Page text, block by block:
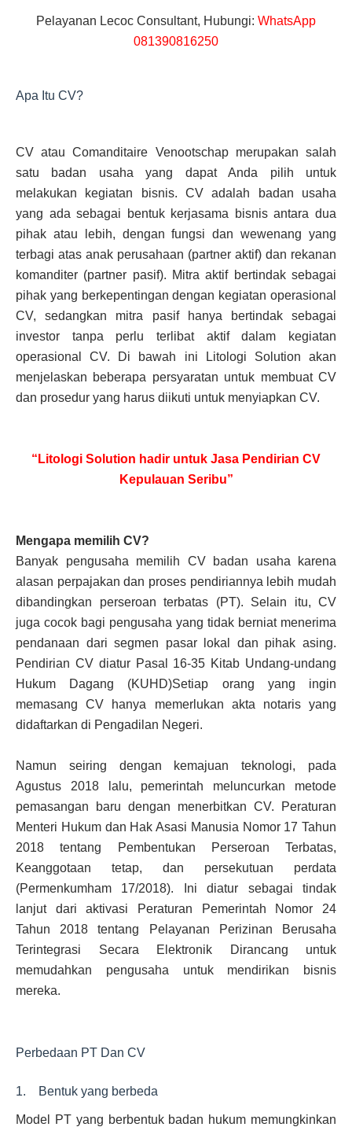
Pelayanan Lecoc Consultant, Hubungi: WhatsApp
081390816250
Apa Itu CV?
CV atau Comanditaire Venootschap merupakan salah
satu badan usaha yang dapat Anda pilih untuk
melakukan kegiatan bisnis. CV adalah badan usaha
yang ada sebagai bentuk kerjasama bisnis antara dua
pihak atau lebih, dengan fungsi dan wewenang yang
terbagi atas anak perusahaan (partner aktif) dan rekanan
komanditer (partner pasif). Mitra aktif bertindak sebagai
pihak yang berkepentingan dengan kegiatan operasional
CV, sedangkan mitra pasif hanya bertindak sebagai
investor tanpa perlu terlibat aktif dalam kegiatan
operasional CV. Di bawah ini Litologi Solution akan
menjelaskan beberapa persyaratan untuk membuat CV
dan prosedur yang harus diikuti untuk menyiapkan CV.
“Litologi Solution hadir untuk Jasa Pendirian CV
Kepulauan Seribu”
Mengapa memilih CV?
Banyak pengusaha memilih CV badan usaha karena
alasan perpajakan dan proses pendiriannya lebih mudah
dibandingkan perseroan terbatas (PT). Selain itu, CV
juga cocok bagi pengusaha yang tidak berniat menerima
pendanaan dari segmen pasar lokal dan pihak asing.
Pendirian CV diatur Pasal 16-35 Kitab Undang-undang
Hukum Dagang (KUHD)Setiap orang yang ingin
memasang CV hanya memerlukan akta notaris yang
didaftarkan di Pengadilan Negeri.
Namun seiring dengan kemajuan teknologi, pada
Agustus 2018 lalu, pemerintah meluncurkan metode
pemasangan baru dengan menerbitkan CV. Peraturan
Menteri Hukum dan Hak Asasi Manusia Nomor 17 Tahun
2018 tentang Pembentukan Perseroan Terbatas,
Keanggotaan tetap, dan persekutuan perdata
(Permenkumham 17/2018). Ini diatur sebagai tindak
lanjut dari aktivasi Peraturan Pemerintah Nomor 24
Tahun 2018 tentang Pelayanan Perizinan Berusaha
Terintegrasi Secara Elektronik Dirancang untuk
memudahkan pengusaha untuk mendirikan bisnis
mereka.
Perbedaan PT Dan CV
1. Bentuk yang berbeda
Model PT yang berbentuk badan hukum memungkinkan